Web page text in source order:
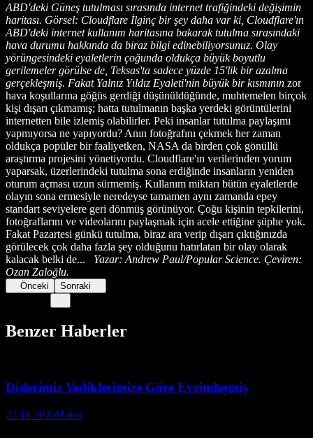
ABD'deki Güneş tutulması sırasında internet trafiğindeki değişimin
haritası. Görsel: Cloudflare İlginç bir şey daha var ki, Cloudflare'ın
ABD'deki internet kullanım haritasına bakarak tutulma sırasındaki
hava durumu hakkında da biraz bilgi edinebiliyorsunuz. Olay
yörüngesindeki eyaletlerin çoğunda oldukça büyük boyutlu
gerilemeler görülse de, Teksas'ta sadece yüzde 15'lik bir azalma
gerçekleşmiş. Fakat Yalnız Yıldız Eyaleti'nin büyük bir kısmının zor
hava koşullarına göğüs gerdiği düşünüldüğünde, muhtemelen birçok
kişi dışarı çıkmamış; hatta tutulmanın başka yerdeki görüntülerini
internetten bile izlemiş olabilirler. Peki insanlar tutulma paylaşımı
yapmıyorsa ne yapıyordu? Anın fotoğrafını çekmek her zaman
oldukça popüler bir faaliyetken, NASA da birden çok gönüllü
araştırma projesini yönetiyordu. Cloudflare'ın verilerinden yorum
yaparsak, üzerlerindeki tutulma sona erdiğinde insanların yeniden
oturum açması uzun sürmemiş. Kullanım miktarı bütün eyaletlerde
olayın sona ermesiyle neredeyse tamamen aynı zamanda epey
standart seviyelere geri dönmüş görünüyor. Çoğu kişinin tepkilerini,
fotoğraflarını ve videolarını paylaşmak için acele ettiğine şüphe yok.
Fakat Pazartesi günkü tutulma, biraz ara verip dışarı çıktığınızda
görülecek çok daha fazla şey olduğunu hatırlatan bir olay olarak
kalacak belki de... Yazar: Andrew Paul/Popular Science. Çeviren:
Ozan Zaloğlu.
Önceki Sonraki
Benzer Haberler
Dişlerimiz Yediklerimize Göre Evrimleşmiş
22.10.2025Haber